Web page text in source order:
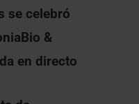
se celebró
&
en directo